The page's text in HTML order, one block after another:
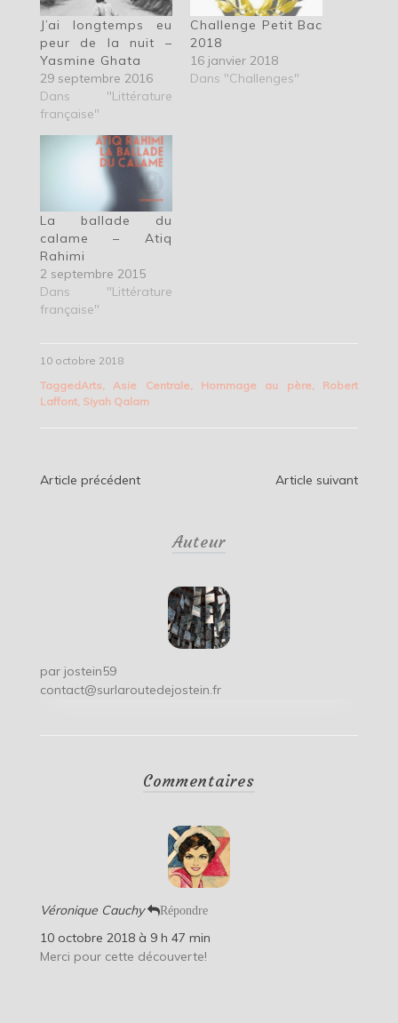
J’ai longtemps eu
peur de la nuit –
Yasmine Ghata
29 septembre 2016
Dans "Littérature
française"
Challenge Petit Bac
2018
16 janvier 2018
Dans "Challenges"
La ballade du
calame – Atiq
Rahimi
2 septembre 2015
Dans "Littérature
française"
10 octobre 2018
TaggedArts Asie Centrale, Hommage au père, Robert
Laffont, Siyah Qalam
Navigation
Article précédent Article suivant
Auteur
par jostein59
contact@surlaroutedejostein.fr
Commentaires
Véronique Cauchy Répondre
10 octobre 2018 à 9 h 47 min
Merci pour cette découverte!